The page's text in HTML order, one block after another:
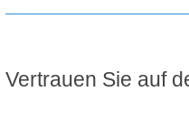
Vertrauen Sie auf